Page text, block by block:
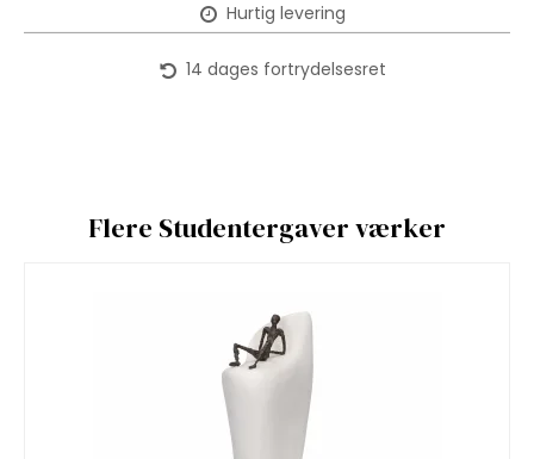
Hurtig levering
14 dages fortrydelsesret
Flere Studentergaver værker